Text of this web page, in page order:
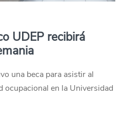
UDEP recibirá
una beca para asistir al
ocupacional en la Universidad